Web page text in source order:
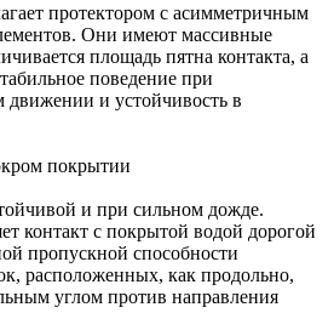
протектором с асимметричным
Они имеют массивные
площадь пятна контакта, а
поведение при
движении и устойчивость в
покрытии
и при сильном дожде.
контакт с покрытой водой дорогой
пропускной способности
расположенных, как продольно,
углом против направления